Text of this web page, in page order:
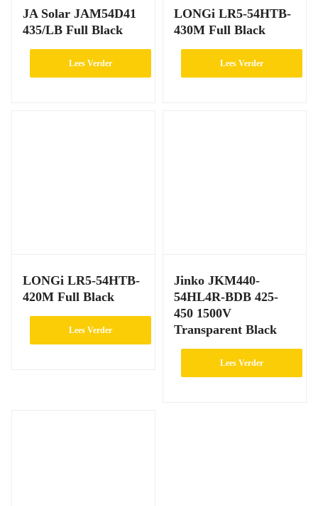
JA Solar JAM54D41
435/LB Full Black
Lees Verder
LONGi LR5-54HTB-
430M Full Black
Lees Verder
LONGi LR5-54HTB-
420M Full Black
Lees Verder
Jinko JKM440-
54HL4R-BDB 425-
450 1500V
Transparent Black
Lees Verder